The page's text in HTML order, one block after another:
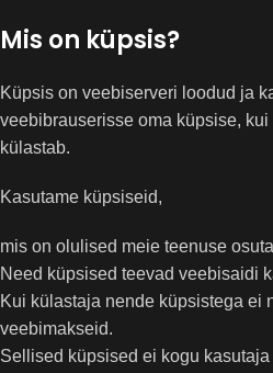
Mis on küpsis?
Küpsis on veebiserveri loodud ja
veebibrauserisse oma küpsise,
külastab.
Kasutame küpsiseid,
mis on olulised meie teenuse
Need küpsised teevad veebisaidi
Kui külastaja nende küpsistega ei
veebimakseid.
Sellised küpsised ei kogu